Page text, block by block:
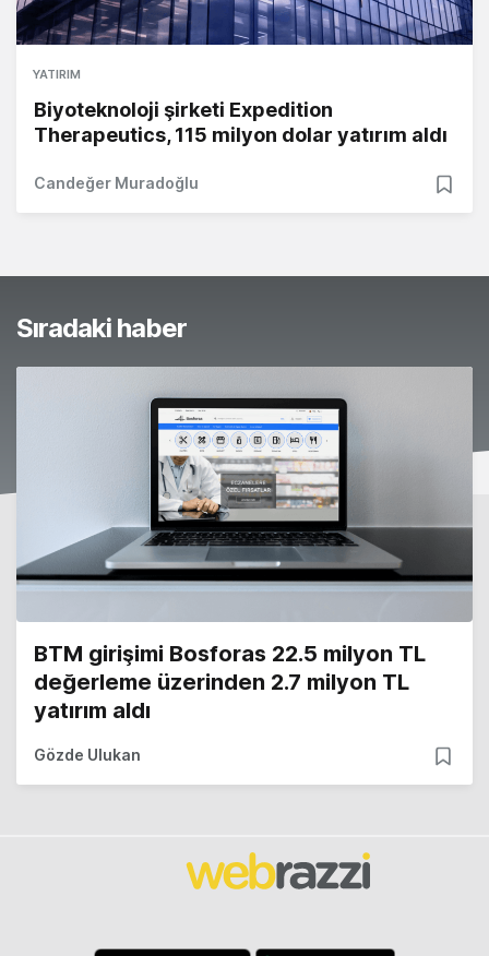
YATIRIM
Biyoteknoloji şirketi Expedition
Therapeutics, 115 milyon dolar yatırım aldı
Candeğer Muradoğlu
Sıradaki haber
BTM girişimi Bosforas 22.5 milyon TL
değerleme üzerinden 2.7 milyon TL
yatırım aldı
Gözde Ulukan